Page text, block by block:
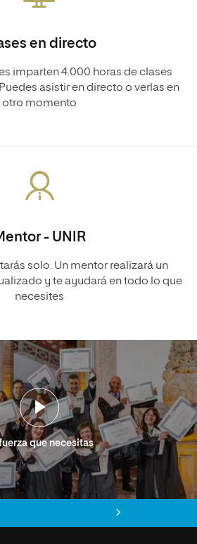
en directo
imparten 4.000 horas de clases
asistir en directo o verlas en
otro momento
- UNIR
solo. Un mentor realizará un
y te ayudará en todo lo que
necesites
que necesitas